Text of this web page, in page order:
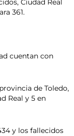
Ciudad Real
361.
cuentan con
de Toledo,
Real y 5 en
y los fallecidos